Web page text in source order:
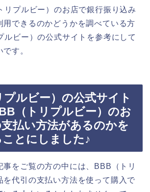
リプルビー）のお店で銀行振り込み
用できるのかどうかを調べている方
ルビー）の公式サイトを参考にして
す。
ルビー）の公式サイト
（トリプルビー）のお
払い方法があるのかを
とにしました♪
事をご覧の方の中には、BBB（トリ
を代引の支払い方法を使って購入で